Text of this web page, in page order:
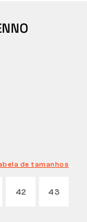
de tamanhos
42 43